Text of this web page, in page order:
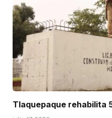
Tlaquepaque rehabilita